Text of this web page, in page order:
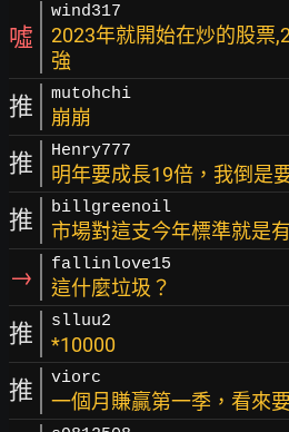
噓
wind317
2023年就開始在炒的股票
強
推 mutohchi
崩崩
推 Henry777
明年要成長19倍，我倒是
推 billgreenoil
市場對這支今年標準就是
→ fallinlove15
這什麼垃圾？
推 slluu2
*10000
推 viorc
一個月賺贏第一季，看來